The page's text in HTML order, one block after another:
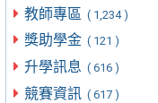
教師專區 ( 1,234 )
獎助學金 ( 121 )
升學訊息 ( 616 )
競賽資訊 ( 617 )